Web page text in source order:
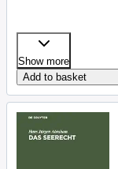
Show more
Add to basket